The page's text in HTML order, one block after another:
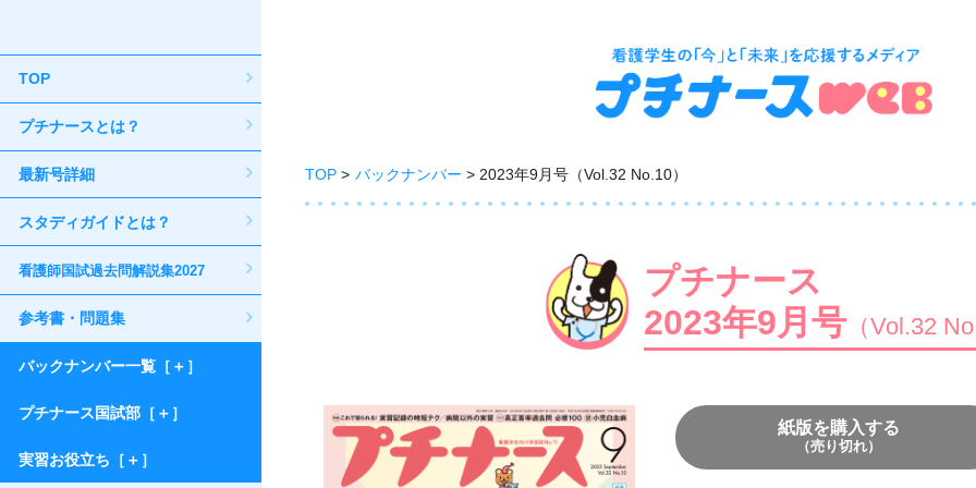
TOP
プチナースとは？
最新号詳細
スタディガイドとは？
看護師国試過去問解説集2027
参考書・問題集
バックナンバー一覧［＋］
プチナース国試部［＋］
実習お役立ち［＋］
TOP バックナンバー 2023年9月号（Vol.32 No.10）
プチナース
2023年9月号（Vol.32
紙版を購入する
（売り切れ）